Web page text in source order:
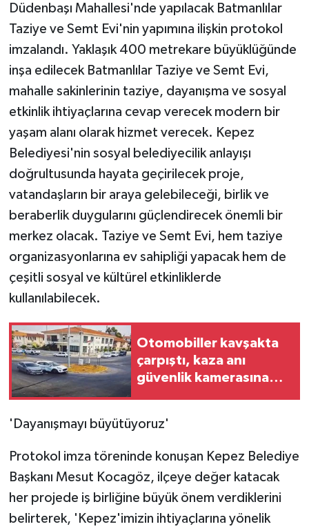
Düdenbaşı Mahallesi'nde yapılacak Batmanlılar
Taziye ve Semt Evi'nin yapımına ilişkin protokol
imzalandı. Yaklaşık 400 metrekare büyüklüğünde
inşa edilecek Batmanlılar Taziye ve Semt Evi,
mahalle sakinlerinin taziye, dayanışma ve sosyal
etkinlik ihtiyaçlarına cevap verecek modern bir
yaşam alanı olarak hizmet verecek. Kepez
Belediyesi'nin sosyal belediyecilik anlayışı
doğrultusunda hayata geçirilecek proje,
vatandaşların bir araya gelebileceği, birlik ve
beraberlik duygularını güçlendirecek önemli bir
merkez olacak. Taziye ve Semt Evi, hem taziye
organizasyonlarına ev sahipliği yapacak hem de
çeşitli sosyal ve kültürel etkinliklerde
kullanılabilecek.
Otomobiller kavşakta
çarpıştı, kaza anı
güvenlik kamerasına
'Dayanışmayı büyütüyoruz'
Protokol imza töreninde konuşan Kepez Belediye
Başkanı Mesut Kocagöz, ilçeye değer katacak
her projede iş birliğine büyük önem verdiklerini
belirterek, 'Kepez'imizin ihtiyaçlarına yönelik
İş Dünyası
Jandarma
KÜLTÜR SANAT
MAGAZİN
Otomobil
POLİTİKA
Sağlık
SPOR HABERLERİ
TEKNOLOJİ
Turizm
ÜLKE GÜNDEMİ
YEREL